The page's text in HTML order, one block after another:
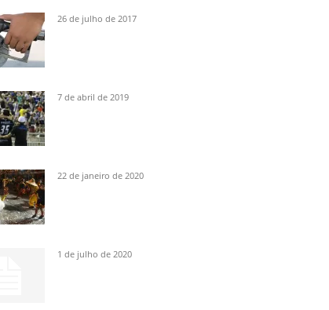
26 de julho de 2017
7 de abril de 2019
22 de janeiro de 2020
1 de julho de 2020